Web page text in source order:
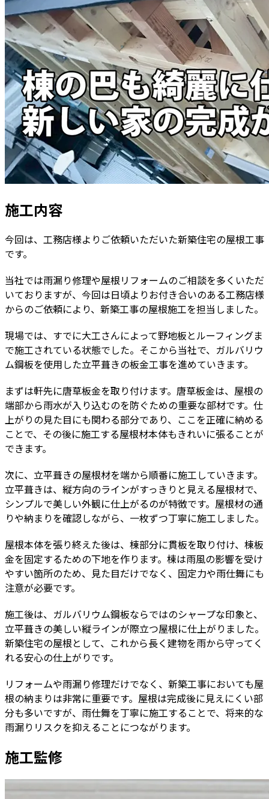
施工内容
今回は、工務店様よりご依頼いただいた新築住宅の屋根工事
です。
当社では雨漏り修理や屋根リフォームのご相談を多くいただ
いておりますが、今回は日頃よりお付き合いのある工務店様
からのご依頼により、新築工事の屋根施工を担当しました。
現場では、すでに大工さんによって野地板とルーフィングま
で施工されている状態でした。そこから当社で、ガルバリウ
ム鋼板を使用した立平葺きの板金工事を進めていきます。
まずは軒先に唐草板金を取り付けます。唐草板金は、屋根の
端部から雨水が入り込むのを防ぐための重要な部材です。仕
上がりの見た目にも関わる部分であり、ここを正確に納める
ことで、その後に施工する屋根材本体もきれいに張ることが
できます。
次に、立平葺きの屋根材を端から順番に施工していきます。
立平葺きは、縦方向のラインがすっきりと見える屋根材で、
シンプルで美しい外観に仕上がるのが特徴です。屋根材の通
りや納まりを確認しながら、一枚ずつ丁寧に施工しました。
屋根本体を張り終えた後は、棟部分に貫板を取り付け、棟板
金を固定するための下地を作ります。棟は雨風の影響を受け
やすい箇所のため、見た目だけでなく、固定力や雨仕舞にも
注意が必要です。
施工後は、ガルバリウム鋼板ならではのシャープな印象と、
立平葺きの美しい縦ラインが際立つ屋根に仕上がりました。
新築住宅の屋根として、これから長く建物を雨から守ってく
れる安心の仕上がりです。
リフォームや雨漏り修理だけでなく、新築工事においても屋
根の納まりは非常に重要です。屋根は完成後に見えにくい部
分も多いですが、雨仕舞を丁寧に施工することで、将来的な
雨漏りリスクを抑えることにつながります。
施工監修